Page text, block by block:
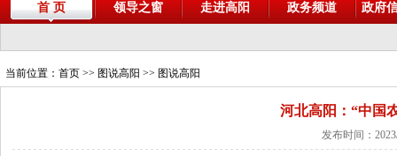
首 页 领导之窗 走进高阳 政务频道 政府
当前位置： 首页 >> 图说高阳 >> 图说高阳
河北高阳：“中国
发布时间：